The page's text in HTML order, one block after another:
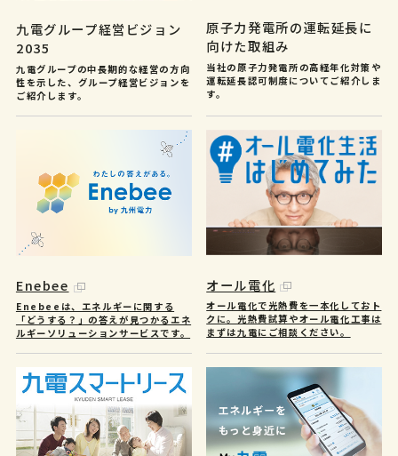
九電グループ経営ビジョン
2035
九電グループの中長期的な経営の方向
性を示した、グループ経営ビジョンを
ご紹介します。
原子力発電所の運転延長に
向けた取組み
当社の原子力発電所の高経年化対策や
運転延長認可制度についてご紹介しま
す。
Enebee
Enebeeは、エネルギーに関する
「どうする？」の答えが見つかるエネ
ルギーソリューションサービスです。
オール電化
オール電化で光熱費を一本化しておト
クに。光熱費試算やオール電化工事は
まずは九電にご相談ください。